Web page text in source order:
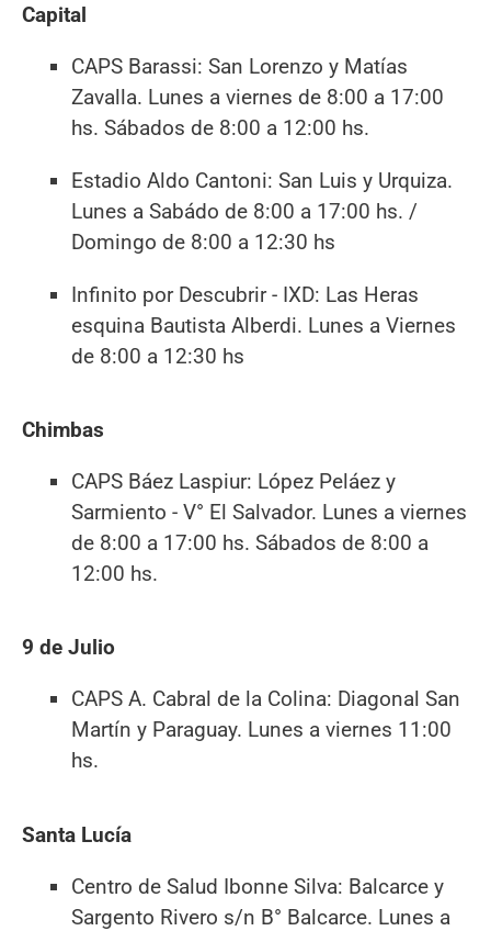
Capital
CAPS Barassi: San Lorenzo y Matías
Zavalla. Lunes a viernes de 8:00 a 17:00
hs. Sábados de 8:00 a 12:00 hs.
Estadio Aldo Cantoni: San Luis y Urquiza.
Lunes a Sabádo de 8:00 a 17:00 hs. /
Domingo de 8:00 a 12:30 hs
Infinito por Descubrir - IXD: Las Heras
esquina Bautista Alberdi. Lunes a Viernes
de 8:00 a 12:30 hs
Chimbas
CAPS Báez Laspiur: López Peláez y
Sarmiento - V° El Salvador. Lunes a viernes
de 8:00 a 17:00 hs. Sábados de 8:00 a
12:00 hs.
9 de Julio
CAPS A. Cabral de la Colina: Diagonal San
Martín y Paraguay. Lunes a viernes 11:00
hs.
Santa Lucía
Centro de Salud Ibonne Silva: Balcarce y
Sargento Rivero s/n B° Balcarce. Lunes a